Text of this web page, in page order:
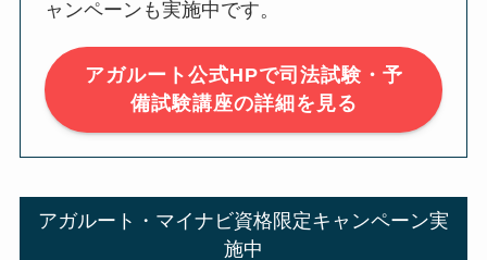
ャンペーンも実施中です。
アガルート公式HPで司法試験・予
備試験講座の詳細を見る
アガルート・マイナビ資格限定キャンペーン実
施中